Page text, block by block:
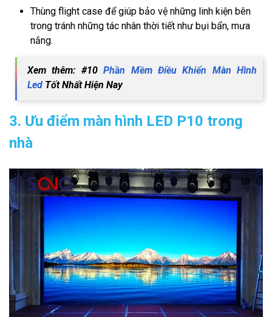
Thùng flight case để giúp bảo vệ những linh kiện bên
trong tránh những tác nhân thời tiết như bụi bẩn, mưa
nắng.
Xem thêm: #10Phần Mềm Điều Khiển Màn Hình
Led Tốt Nhất Hiện Nay
3. Ưu điểm màn hình LED P10 trong
nhà